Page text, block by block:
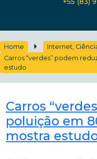
Home
Internet,
Carros “verdes” podem
estudo
Carros
poluição em
mostra